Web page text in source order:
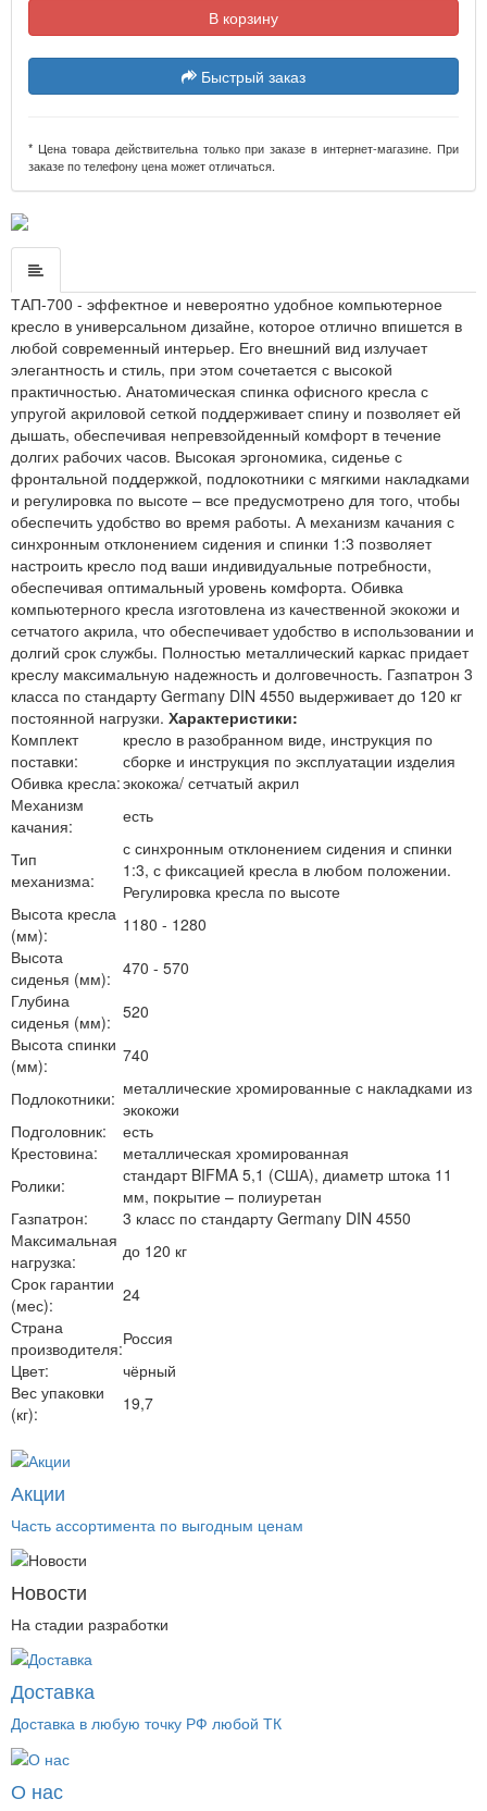
В корзину
Быстрый заказ
* Цена товара действительна только при заказе в интернет-магазине. При
заказе по телефону цена может отличаться.
ТАП-700 - эффектное и невероятно удобное компьютерное
кресло в универсальном дизайне, которое отлично впишется в
любой современный интерьер. Его внешний вид излучает
элегантность и стиль, при этом сочетается с высокой
практичностью. Анатомическая спинка офисного кресла с
упругой акриловой сеткой поддерживает спину и позволяет ей
дышать, обеспечивая непревзойденный комфорт в течение
долгих рабочих часов. Высокая эргономика, сиденье с
фронтальной поддержкой, подлокотники с мягкими накладками
и регулировка по высоте – все предусмотрено для того, чтобы
обеспечить удобство во время работы. А механизм качания с
синхронным отклонением сидения и спинки 1:3 позволяет
настроить кресло под ваши индивидуальные потребности,
обеспечивая оптимальный уровень комфорта. Обивка
компьютерного кресла изготовлена из качественной экокожи и
сетчатого акрила, что обеспечивает удобство в использовании и
долгий срок службы. Полностью металлический каркас придает
креслу максимальную надежность и долговечность. Газпатрон 3
класса по стандарту Germany DIN 4550 выдерживает до 120 кг
постоянной нагрузки. Характеристики:
Комплект
поставки:
кресло в разобранном виде, инструкция по
сборке и инструкция по эксплуатации изделия
Обивка кресла:экокожа/ сетчатый акрил
Механизм
качания:
есть
Тип
механизма:
с синхронным отклонением сидения и спинки
1:3, с фиксацией кресла в любом положении.
Регулировка кресла по высоте
Высота кресла
(мм):
1180 - 1280
Высота
сиденья (мм): 470 - 570
Глубина
сиденья (мм): 520
Высота спинки
(мм):
740
Подлокотники: металлические хромированные с накладками из
экокожи
Подголовник:
есть
Крестовина:
металлическая хромированная
Ролики:
стандарт BIFMA 5,1 (США), диаметр штока 11
мм, покрытие – полиуретан
Газпатрон:
3 класс по стандарту Germany DIN 4550
Максимальная
нагрузка:
до 120 кг
Срок гарантии
(мес):
24
Страна
производителя:Россия
Цвет:
чёрный
Вес упаковки
(кг):
19,7
Акции
Часть ассортимента по выгодным ценам
Новости
На стадии разработки
Доставка
Доставка в любую точку РФ любой ТК
О нас